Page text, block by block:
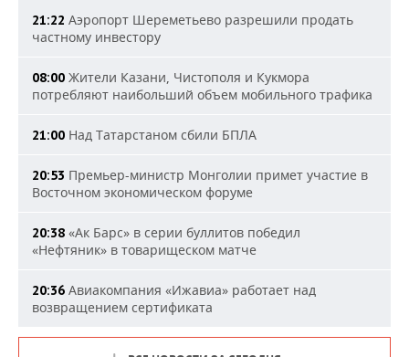
21:22 Аэропорт Шереметьево разрешили продать
частному инвестору
08:00 Жители Казани, Чистополя и Кукмора
потребляют наибольший объем мобильного трафика
21:00 Над Татарстаном сбили БПЛА
20:53 Премьер-министр Монголии примет участие в
Восточном экономическом форуме
20:38 «Ак Барс» в серии буллитов победил
«Нефтяник» в товарищеском матче
20:36 Авиакомпания «Ижавиа» работает над
возвращением сертификата